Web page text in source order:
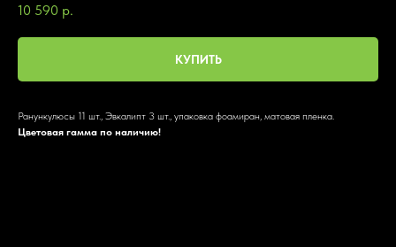
10 590 р.
КУПИТЬ
Ранункулюсы 11 шт., Эвкалипт 3 шт., упаковка фоамиран, матовая пленка.
Цветовая гамма по наличию!